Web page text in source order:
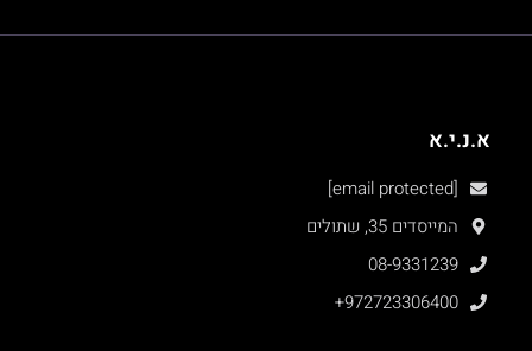
א.נ.י.א
[email protected]
המייסדים 35, שתולים
08-9331239
+972723306400